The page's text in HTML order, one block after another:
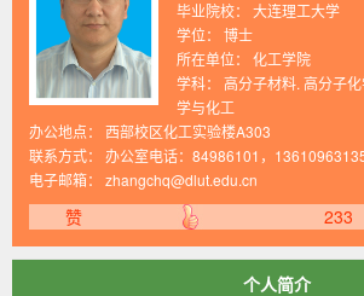
毕业院校： 大连理工大学
学位： 博士
所在单位： 化工学院
学科： 高分子材料. 高分子
学与化工
办公地点： 西部校区化工实验楼A303
联系方式： 办公室电话：84986101，
电子邮箱： zhangchq@dlut.edu.cn
赞 233
个人简介